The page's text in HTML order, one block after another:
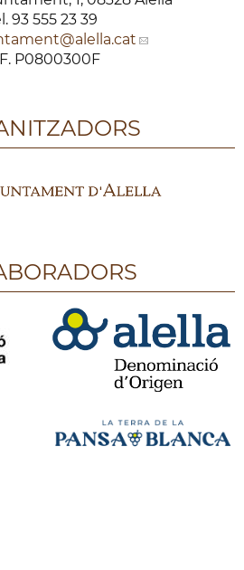
93 555 23 39
@alella.cat
P0800300F